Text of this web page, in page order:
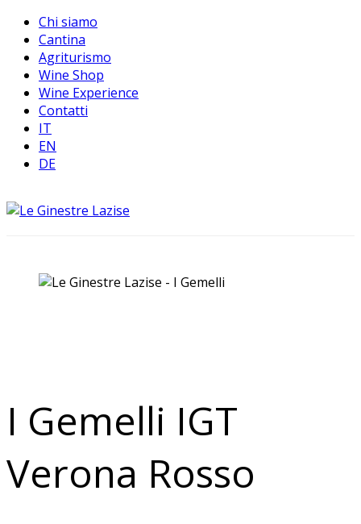
Chi siamo
Cantina
Agriturismo
Wine Shop
Wine Experience
Contatti
IT
EN
DE
I Gemelli IGT
Verona Rosso